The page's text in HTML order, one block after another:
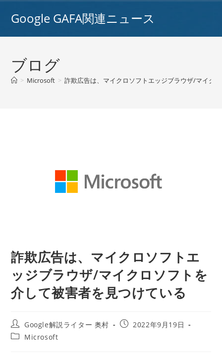
Google GAFA関連ニュース
ブログ
> Microsoft > 詐欺広告は、マイクロソフトエッジブラウザ/マイク
詐欺広告は、マイクロソフトエ
ッジブラウザ/マイクロソフトを
介して被害者を見つけている
投
稿
者:
Google解説ライター 奥村
投
2022年9月19日
投
Microsoft